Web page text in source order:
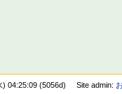
04:25:09 (5056d) Site admin: